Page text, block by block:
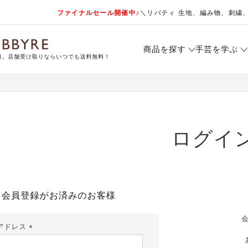
ファイナルセール開催中♪ ＼リバティ 生地、編み物、刺繍
店舗受け取りならいつでも送料無料！
商品を探す 手芸を学ぶ
ログイ
会員登録がお済みのお客様
ドレス